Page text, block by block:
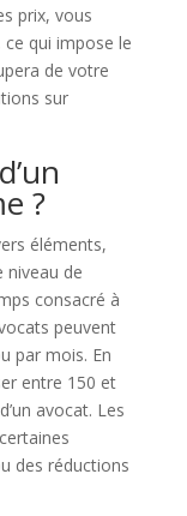
prix, vous
ce qui impose le
de votre
sur
?
éléments,
niveau de
consacré à
peuvent
par mois. En
entre 150 et
avocat. Les
des réductions